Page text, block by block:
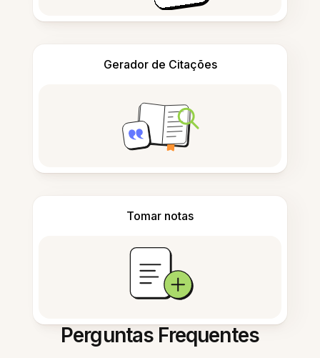
Gerador de Citações
Tomar notas
Perguntas Frequentes